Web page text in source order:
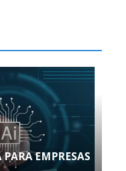
EMPRESAS